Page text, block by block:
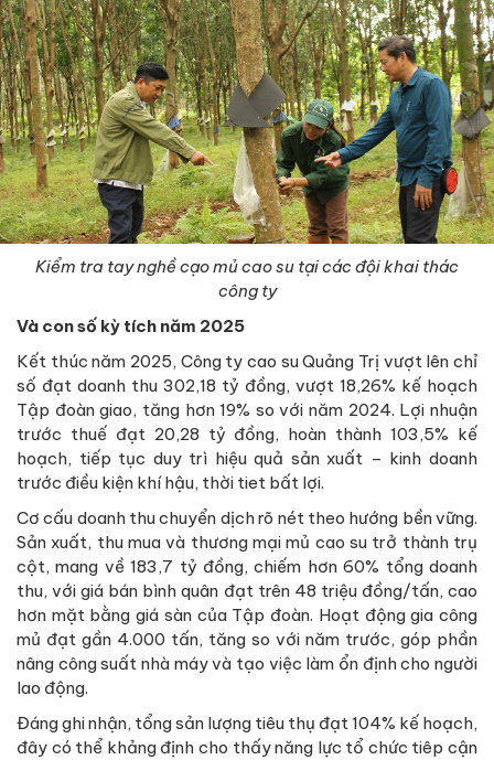
Kiểm tra tay nghề cạo mủ cao su tại các đội khai thác
công ty
Và con số kỳ tích năm 2025
Kết thúc năm 2025, Công ty cao su Quảng Trị vượt lên chỉ
số đạt doanh thu 302,18 tỷ đồng, vượt 18,26% kế hoạch
Tập đoàn giao, tăng hơn 19% so với năm 2024. Lợi nhuận
trước thuế đạt 20,28 tỷ đồng, hoàn thành 103,5% kế
hoạch, tiếp tục duy trì hiệu quả sản xuất – kinh doanh
trước điều kiện khí hậu, thời tiet bất lợi.
Cơ cấu doanh thu chuyển dịch rõ nét theo hướng bền vững.
Sản xuất, thu mua và thương mại mủ cao su trở thành trụ
cột, mang về 183,7 tỷ đồng, chiếm hơn 60% tổng doanh
thu, với giá bán bình quân đạt trên 48 triệu đồng/tấn, cao
hơn mặt bằng giá sàn của Tập đoàn. Hoạt động gia công
mủ đạt gần 4.000 tấn, tăng so với năm trước, góp phần
nâng công suất nhà máy và tạo việc làm ổn định cho người
lao động.
Đáng ghi nhận, tổng sản lượng tiêu thụ đạt 104% kế hoạch,
đây có thể khảng định cho thấy năng lực tổ chức tiêp cận